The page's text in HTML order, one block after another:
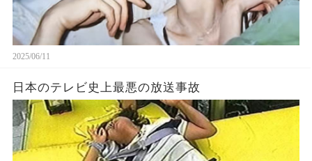
2025/06/11
日本のテレビ史上最悪の放送事故